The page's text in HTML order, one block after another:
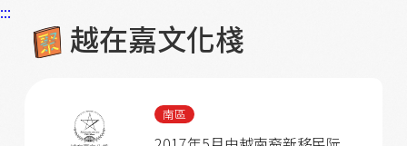
:::
越在嘉文化棧
南區